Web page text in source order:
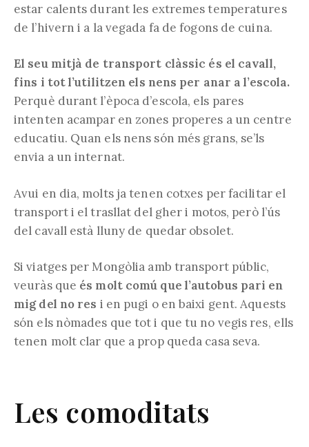
estar calents durant les extremes temperatures
de l’hivern i a la vegada fa de fogons de cuina.
El seu mitjà de transport clàssic és el cavall,
fins i tot l’utilitzen els nens per anar a l’escola.
Perquè durant l’època d’escola, els pares
intenten acampar en zones properes a un centre
educatiu. Quan els nens són més grans, se’ls
envia a un internat.
Avui en dia, molts ja tenen cotxes per facilitar el
transport i el trasllat del gher i motos, però l’ús
del cavall està lluny de quedar obsolet.
Si viatges per Mongòlia amb transport públic,
veuràs que és molt comú que l’autobus pari en
mig del no res i en pugi o en baixi gent. Aquests
són els nòmades que tot i que tu no vegis res, ells
tenen molt clar que a prop queda casa seva.
Les comoditats